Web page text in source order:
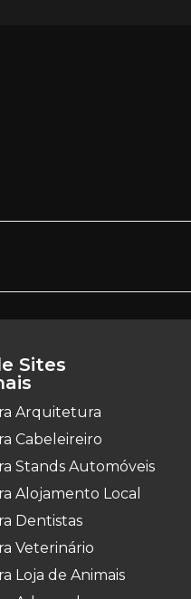
Sites
Arquitetura
Cabeleireiro
Stands Automóveis
Alojamento Local
Dentistas
Veterinário
Loja de Animais